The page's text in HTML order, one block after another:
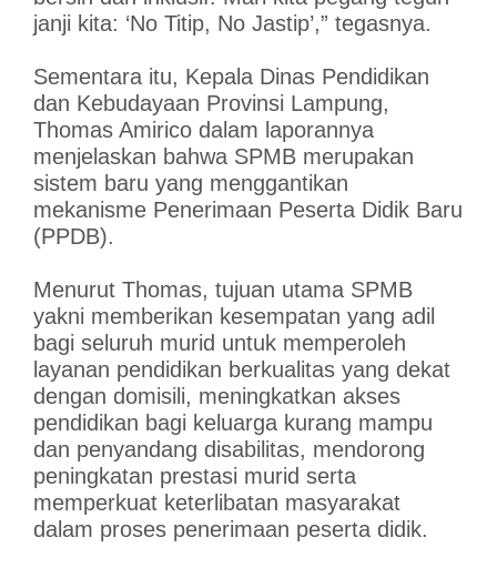
janji kita: ‘No Titip, No Jastip’,” tegasnya.
Sementara itu, Kepala Dinas Pendidikan
dan Kebudayaan Provinsi Lampung,
Thomas Amirico dalam laporannya
menjelaskan bahwa SPMB merupakan
sistem baru yang menggantikan
mekanisme Penerimaan Peserta Didik Baru
(PPDB).
Menurut Thomas, tujuan utama SPMB
yakni memberikan kesempatan yang adil
bagi seluruh murid untuk memperoleh
layanan pendidikan berkualitas yang dekat
dengan domisili, meningkatkan akses
pendidikan bagi keluarga kurang mampu
dan penyandang disabilitas, mendorong
peningkatan prestasi murid serta
memperkuat keterlibatan masyarakat
dalam proses penerimaan peserta didik.